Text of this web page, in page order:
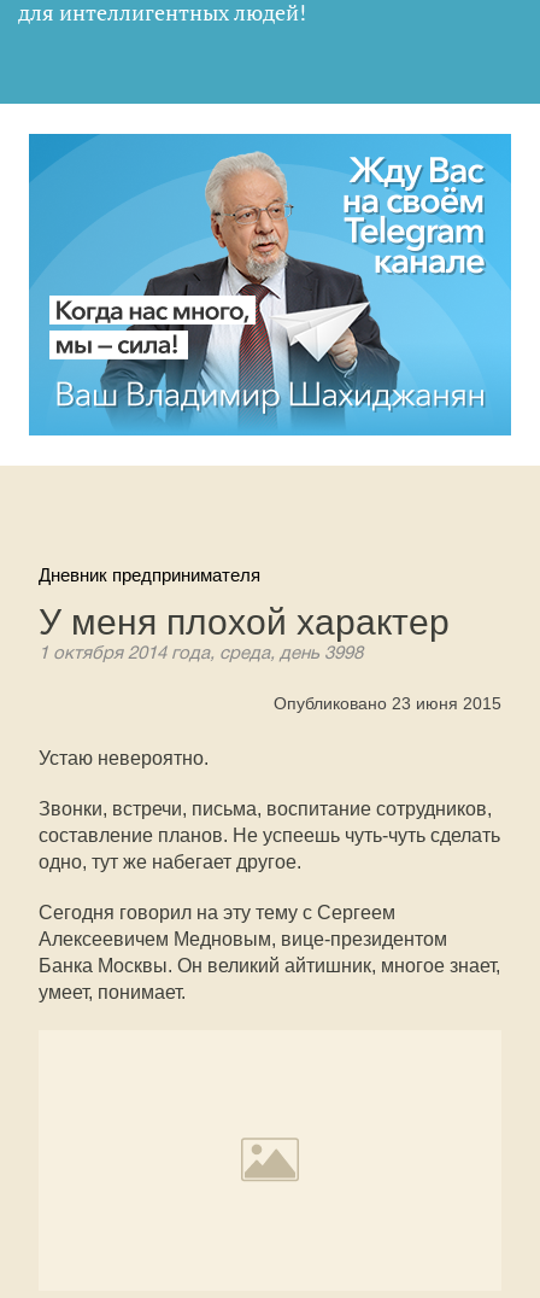
для интеллигентных людей!
Дневник предпринимателя
У меня плохой характер
1 октября 2014 года, среда, день 3998
Опубликовано 23 июня 2015
Устаю невероятно.
Звонки, встречи, письма, воспитание сотрудников,
составление планов. Не успеешь чуть-чуть сделать
одно, тут же набегает другое.
Сегодня говорил на эту тему с Сергеем
Алексеевичем Медновым, вице-президентом
Банка Москвы. Он великий айтишник, многое знает,
умеет, понимает.